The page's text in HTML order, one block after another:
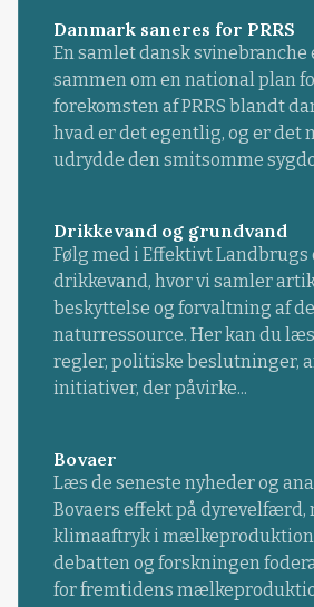
Danmark saneres for PRRS
En samlet dansk svinebranche
sammen om en national plan
forekomsten af PRRS blandt
hvad er det egentlig, og er det
udrydde den smitsomme
Drikkevand og grundvand
Følg med i Effektivt
drikkevand, hvor vi samler
beskyttelse og forvaltning af
naturressource. Her kan du
regler, politiske beslutninger,
initiativer, der påvirke...
Bovaer
Læs de seneste nyheder og
Bovaers effekt på dyrevelfærd,
klimaaftryk i
debatten og forskningen
for fremtidens